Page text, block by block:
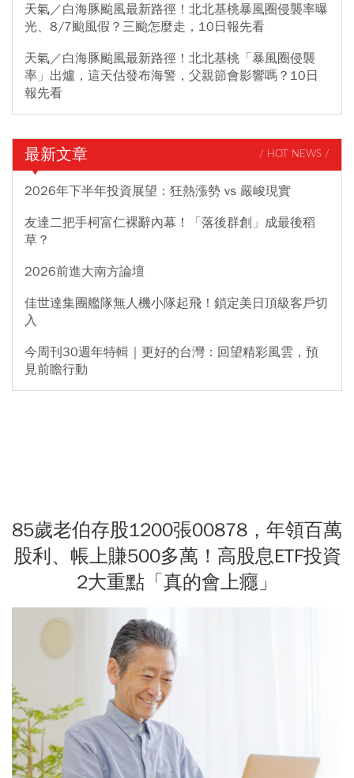
天氣／白海豚颱風最新路徑！北北基桃暴風圈侵襲率曝
光、8/7颱風假？三颱怎麼走，10日報先看
天氣／白海豚颱風最新路徑！北北基桃「暴風圈侵襲
率」出爐，這天估發布海警，父親節會影響嗎？10日
報先看
最新文章 / HOT NEWS /
2026年下半年投資展望：狂熱漲勢 vs 嚴峻現實
友達二把手柯富仁裸辭內幕！「落後群創」成最後稻
草？
2026前進大南方論壇
佳世達集團艦隊無人機小隊起飛！鎖定美日頂級客戶切
入
今周刊30週年特輯｜更好的台灣：回望精彩風雲，預
見前瞻行動
85歲老伯存股1200張00878，年領百萬
股利、帳上賺500多萬！高股息ETF投資
2大重點「真的會上癮」